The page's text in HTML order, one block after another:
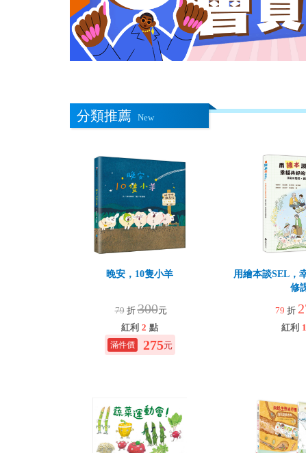
分類推薦 New
晚安，10隻小羊
79 折300元
紅利 2 點
275元
用繪本談SEL，
修
79 折
紅利 1